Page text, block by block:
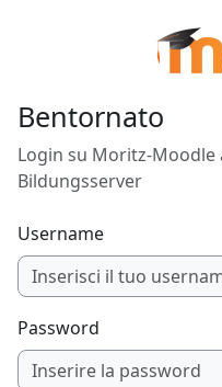
Bentornato
Login su Moritz-Moodle
Bildungsserver
Username
Password